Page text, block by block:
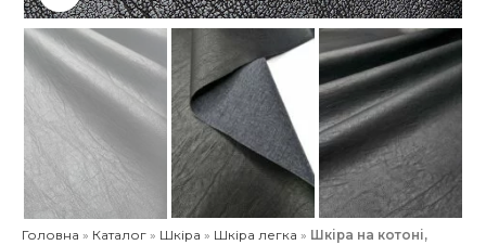
Головна » Каталог » Шкіра » Шкіра легка » Шкіра на котоні,